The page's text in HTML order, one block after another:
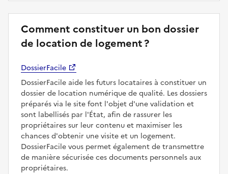
Comment constituer un bon dossier
de location de logement ?
DossierFacile
DossierFacile aide les futurs locataires à constituer un
dossier de location numérique de qualité. Les dossiers
préparés via le site font l'objet d'une validation et
sont labellisés par l'État, afin de rassurer les
propriétaires sur leur contenu et maximiser les
chances d'obtenir une visite et un logement.
DossierFacile vous permet également de transmettre
de manière sécurisée ces documents personnels aux
propriétaires.